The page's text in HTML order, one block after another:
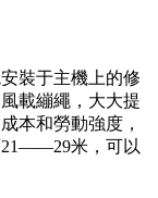
裝于主機上的修
載繃繩，大大提
本和勞動強度，
21——29米，可以